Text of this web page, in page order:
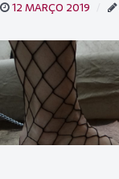
12 MARÇO 2019